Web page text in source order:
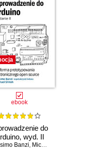
ebook
do
wyd. II
Banzi, Michael Shiloh